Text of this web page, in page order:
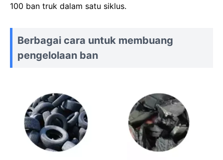
100 ban truk dalam satu siklus.
Berbagai cara untuk membuang
pengelolaan ban